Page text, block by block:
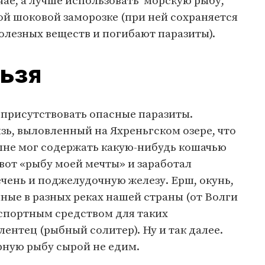
шоковой заморозке (при ней сохраняется
веществ и погибают паразиты).
опасные паразиты.
выловленный на Яхреньгском озере, что
мог содержать какую-нибудь кошачью
«рыбу моей мечты» и заработал
и поджелудочную железу. Ерш, окунь,
в разных реках нашей страны (от Волги
средством для таких
(рыбный солитер). Ну и так далее.
рыбу сырой не едим.